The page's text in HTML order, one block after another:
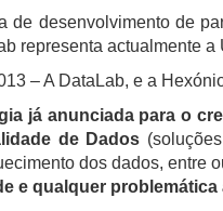
de desenvolvimento de
representa actualmente
– A DataLab, e a
já anunciada para o
de Dados
dos dados, entre
e qualquer